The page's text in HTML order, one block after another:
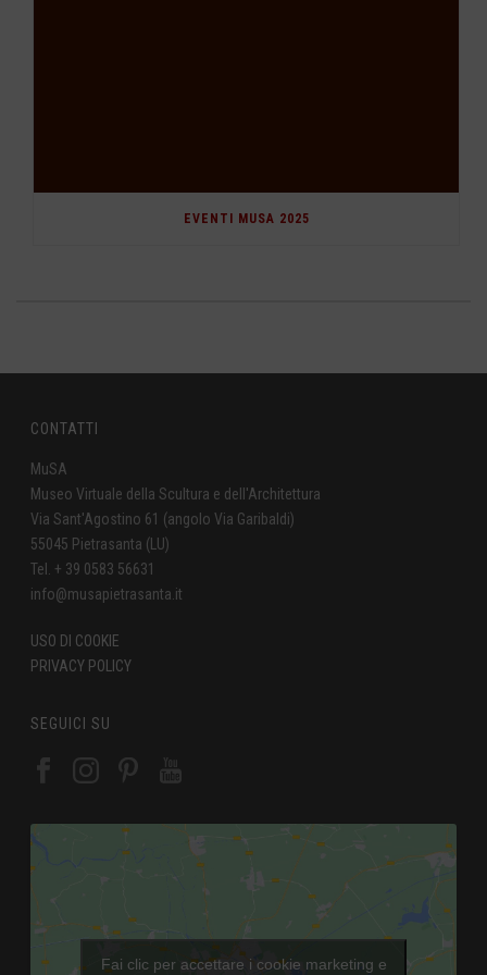
EVENTI MUSA 2025
CONTATTI
MuSA
Museo Virtuale della Scultura e dell'Architettura
Via Sant'Agostino 61 (angolo Via Garibaldi)
55045 Pietrasanta (LU)
Tel. + 39 0583 56631
info@musapietrasanta.it
USO DI COOKIE
PRIVACY POLICY
SEGUICI SU
Fai clic per accettare i cookie marketing e